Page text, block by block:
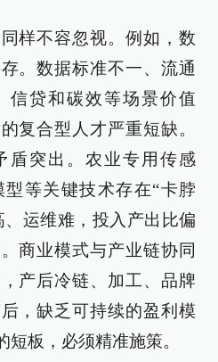
样不容忽视。例如，数
。数据标准不一、流通
信贷和碳效等场景价值
复合型人才严重短缺。
盾突出。农业专用传感
等关键技术存在“卡脖
运维难，投入产出比偏
商业模式与产业链协同
产后冷链、加工、品牌
，缺乏可持续的盈利模
板，必须精准施策。